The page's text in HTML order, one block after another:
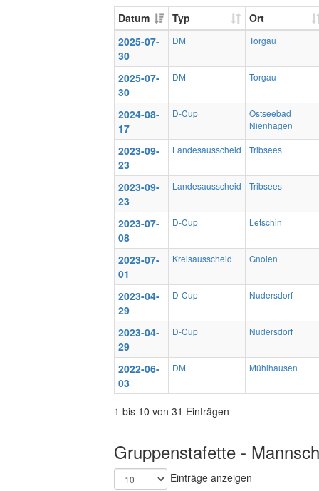
Datum Typ
Ort
2025-07-
30
DM Torgau
2025-07-
30
DM Torgau
2024-08-
17
D-Cup
Ostseebad
Nienhagen
2023-09-
23
Landesausscheid Tribsees
2023-09-
23
Landesausscheid Tribsees
2023-07-
08
D-Cup Letschin
2023-07-
01
Kreisausscheid Gnoien
2023-04-
29
D-Cup Nudersdorf
2023-04-
29
D-Cup Nudersdorf
2022-06-
03
DM Mühlhausen
1 bis 10 von 31 Einträgen
Gruppenstafette -
Einträge anzeigen